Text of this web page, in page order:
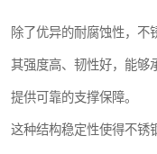
除了优异的耐腐蚀性，不
其强度高、韧性好，能够
提供可靠的支撑保障。
这种结构稳定性使得不锈